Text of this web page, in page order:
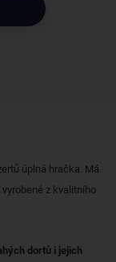
úplná hračka. Má
z kvalitního
dortů i jejich